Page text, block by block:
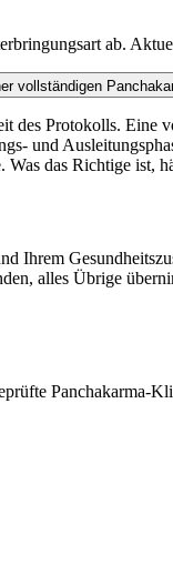
ab.
vollständigen
des Protokolls. Eine
und
das Richtige ist,
Ihrem
alles Übrige
Panchakarma-